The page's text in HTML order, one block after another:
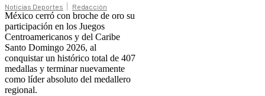
Noticias Deportes Redacción
México cerró con broche de oro su
participación en los Juegos
Centroamericanos y del Caribe
Santo Domingo 2026, al
conquistar un histórico total de 407
medallas y terminar nuevamente
como líder absoluto del medallero
regional.